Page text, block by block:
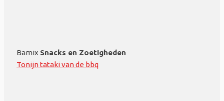
Bamix Snacks en Zoetigheden
Tonijn tataki van de bbq